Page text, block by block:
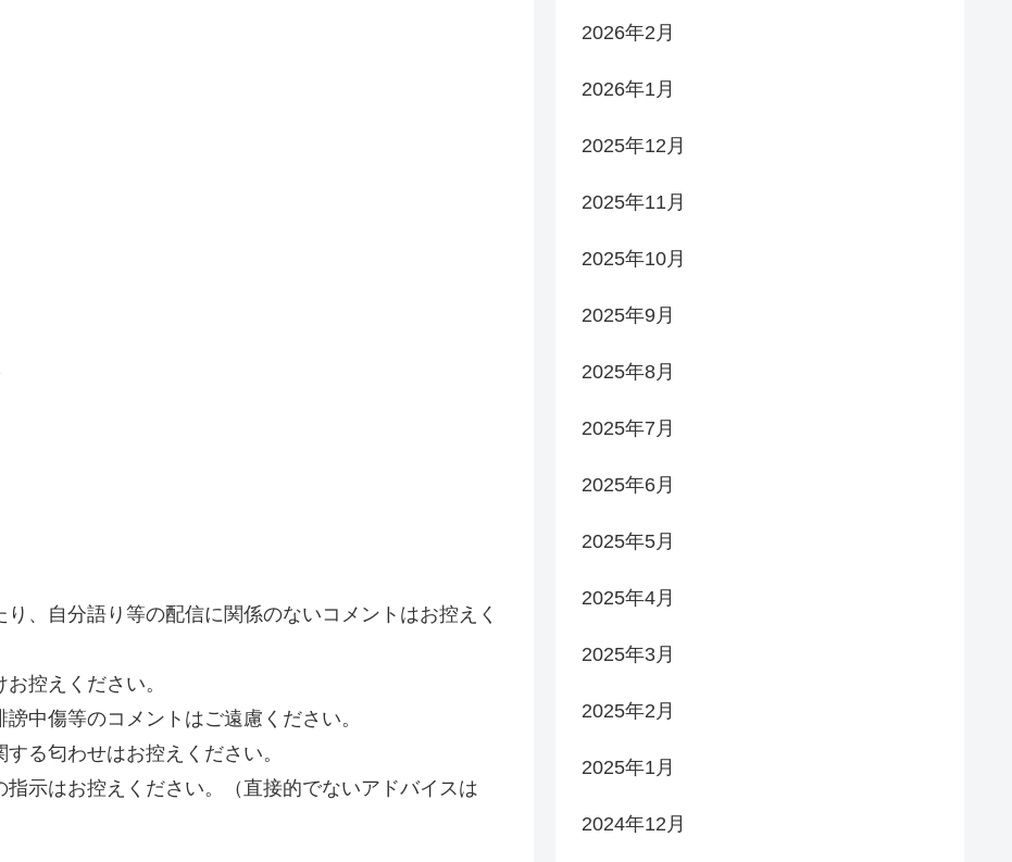
、自分語り等の配信に関係のないコメントはお控えく
控えください。
中傷等のコメントはご遠慮ください。
る匂わせはお控えください。
示はお控えください。（直接的でないアドバイスは
2026年2月
2026年1月
2025年12月
2025年11月
2025年10月
2025年9月
2025年8月
2025年7月
2025年6月
2025年5月
2025年4月
2025年3月
2025年2月
2025年1月
2024年12月